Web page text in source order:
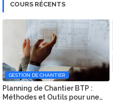
COURS RÉCENTS
GESTION DE CHANTIER
Planning de Chantier BTP :
Méthodes et Outils pour une